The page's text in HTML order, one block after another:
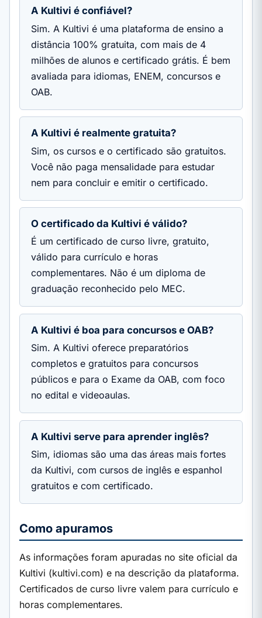
A Kultivi é confiável?
Sim. A Kultivi é uma plataforma de ensino a
distância 100% gratuita, com mais de 4
milhões de alunos e certificado grátis. É bem
avaliada para idiomas, ENEM, concursos e
OAB.
A Kultivi é realmente gratuita?
Sim, os cursos e o certificado são gratuitos.
Você não paga mensalidade para estudar
nem para concluir e emitir o certificado.
O certificado da Kultivi é válido?
É um certificado de curso livre, gratuito,
válido para currículo e horas
complementares. Não é um diploma de
graduação reconhecido pelo MEC.
A Kultivi é boa para concursos e OAB?
Sim. A Kultivi oferece preparatórios
completos e gratuitos para concursos
públicos e para o Exame da OAB, com foco
no edital e videoaulas.
A Kultivi serve para aprender inglês?
Sim, idiomas são uma das áreas mais fortes
da Kultivi, com cursos de inglês e espanhol
gratuitos e com certificado.
Como apuramos
As informações foram apuradas no site oficial da
Kultivi (kultivi.com) e na descrição da plataforma.
Certificados de curso livre valem para currículo e
horas complementares.